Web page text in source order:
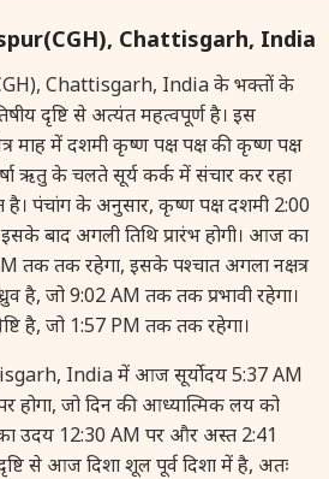
वरलक्ष्मी व्रत
राखी
रक्षा बन्धन
गायत्री जयन्ती
नारली पूर्णिमा
चन्द्र ग्रहण
गायत्री जापम
Chattisgarh, India
Chattisgarh, India के भक्तों के
दृष्टि से अत्यंत महत्वपूर्ण है। इस
माह में दशमी कृष्ण पक्ष पक्ष की कृष्ण पक्ष
ऋतु के चलते सूर्य कर्क में संचार कर रहा
है। पंचांग के अनुसार, कृष्ण पक्ष दशमी 2:00
बाद अगली तिथि प्रारंभ होगी। आज का
तक तक रहेगा, इसके पश्चात अगला नक्षत्र
है, जो 9:02 AM तक तक प्रभावी रहेगा।
है, जो 1:57 PM तक तक रहेगा।
India में आज सूर्योदय 5:37 AM
होगा, जो दिन की आध्यात्मिक लय को
का उदय 12:30 AM पर और अस्त 2:41
से आज दिशा शूल पूर्व दिशा में है, अतः